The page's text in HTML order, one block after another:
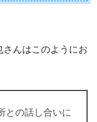
んはこのようにお
との話し合いに